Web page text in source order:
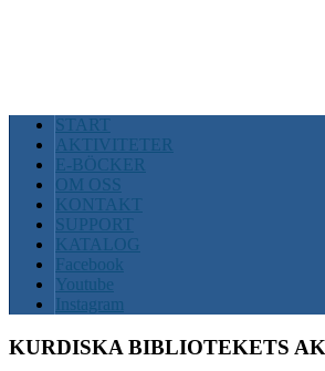
START
AKTIVITETER
E-BÖCKER
OM OSS
KONTAKT
SUPPORT
KATALOG
Facebook
Youtube
Instagram
KURDISKA BIBLIOTEKETS